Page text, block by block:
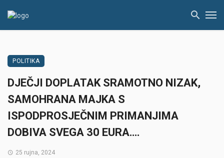
POLITIKA
DJEČJI DOPLATAK SRAMOTNO NIZAK,
SAMOHRANA MAJKA S
ISPODPROSJEČNIM PRIMANJIMA
DOBIVA SVEGA 30 EURA….
25 rujna, 2024